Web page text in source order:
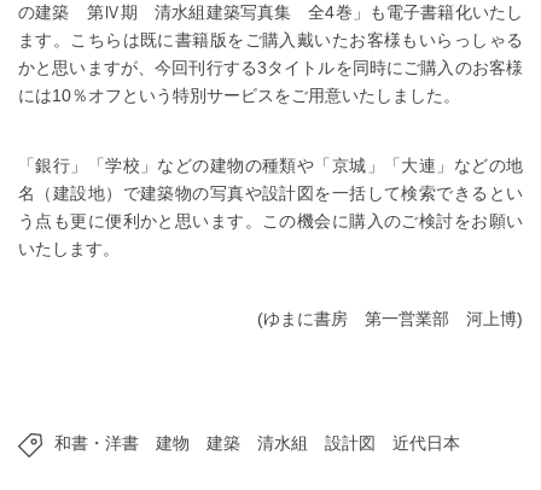
の建築 第Ⅳ期 清水組建築写真集 全4巻」も電子書籍化いたし
ます。こちらは既に書籍版をご購入戴いたお客様もいらっしゃる
かと思いますが、今回刊行する3タイトルを同時にご購入のお客様
には10％オフという特別サービスをご用意いたしました。
「銀行」「学校」などの建物の種類や「京城」「大連」などの地
名（建設地）で建築物の写真や設計図を一括して検索できるとい
う点も更に便利かと思います。この機会に購入のご検討をお願い
いたします。
(ゆまに書房 第一営業部 河上博)
和書・洋書 建物 建築 清水組 設計図 近代日本